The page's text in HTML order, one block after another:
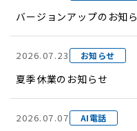
バージョンアップのお知
2026.07.23 お知らせ
夏季休業のお知らせ
2026.07.07 AI電話